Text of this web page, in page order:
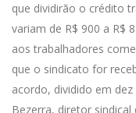
que dividirão o crédito
variam de R$ 900 a R$
aos trabalhadores
que o sindicato for
acordo, dividido em dez
Bezerra, diretor